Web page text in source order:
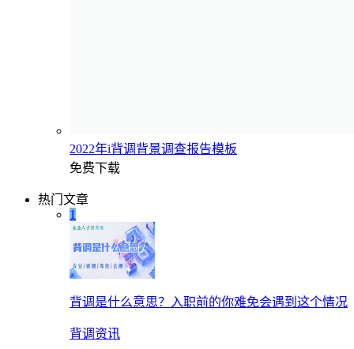
2022年i背调背景调查报告模板
免费下载
热门文章
1
背调是什么意思？入职前的你难免会遇到这个情况
背调资讯